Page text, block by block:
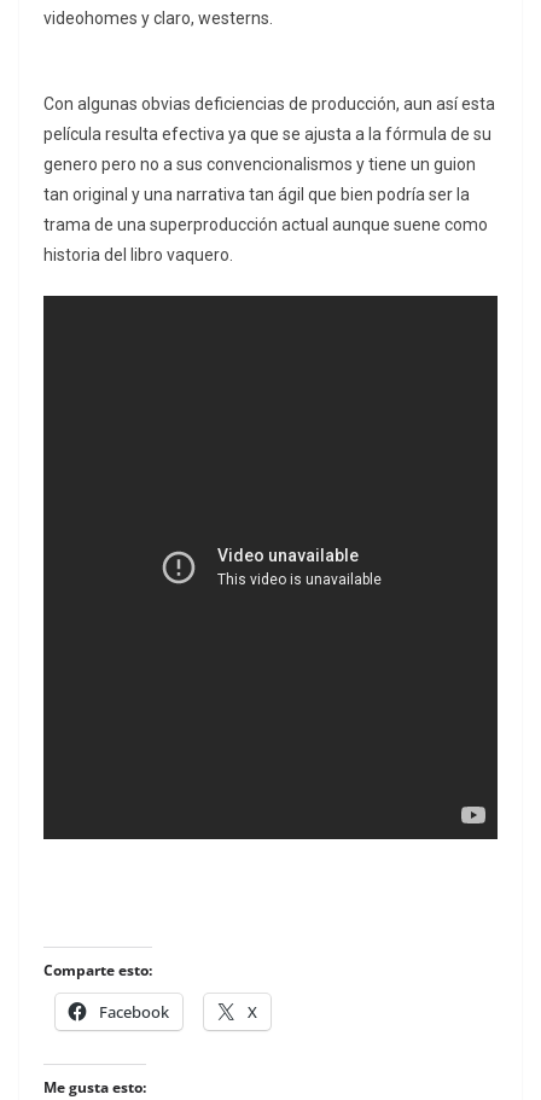
videohomes y claro, westerns.
Con algunas obvias deficiencias de producción, aun así esta
película resulta efectiva ya que se ajusta a la fórmula de su
genero pero no a sus convencionalismos y tiene un guion
tan original y una narrativa tan ágil que bien podría ser la
trama de una superproducción actual aunque suene como
historia del libro vaquero.
Comparte esto:
Facebook X
Me gusta esto: